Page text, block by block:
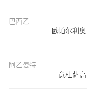
巴西乙
欧帕尔利奥
阿乙曼特
意杜萨高